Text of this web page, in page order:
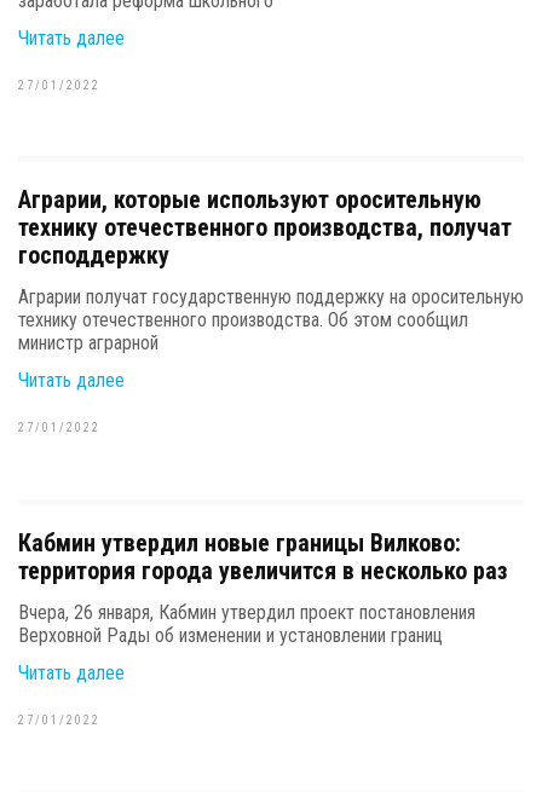
Читать далее
27/01/2022
Аграрии, которые используют оросительную
технику отечественного производства, получат
господдержку
Аграрии получат государственную поддержку на оросительную
технику отечественного производства. Об этом сообщил
министр аграрной
Читать далее
27/01/2022
Кабмин утвердил новые границы Вилково:
территория города увеличится в несколько раз
Вчера, 26 января, Кабмин утвердил проект постановления
Верховной Рады об изменении и установлении границ
Читать далее
27/01/2022